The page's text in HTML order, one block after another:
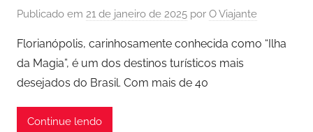
Publicado em 21 de janeiro de 2025 por O Viajante
Florianópolis, carinhosamente conhecida como “Ilha
da Magia”, é um dos destinos turísticos mais
desejados do Brasil. Com mais de 40
Continue lendo